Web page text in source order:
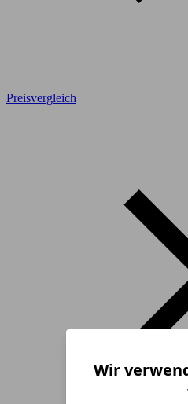
Wir
Preisvergleich